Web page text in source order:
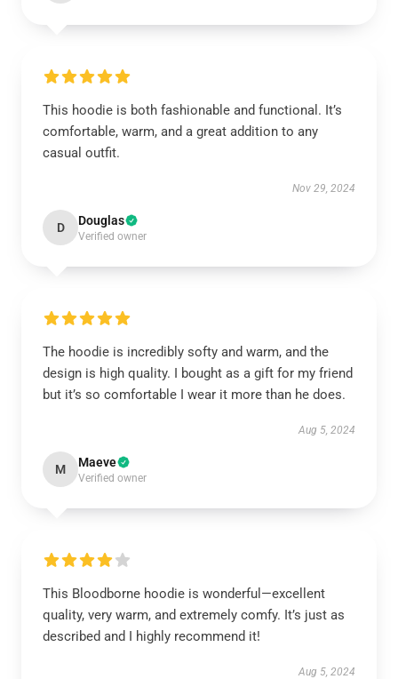
This hoodie is both fashionable and functional. It’s
comfortable, warm, and a great addition to any
casual outfit.
Nov 29, 2024
D Douglas
Verified owner
The hoodie is incredibly softy and warm, and the
design is high quality. I bought as a gift for my friend
but it’s so comfortable I wear it more than he does.
Aug 5, 2024
M Maeve
Verified owner
This Bloodborne hoodie is wonderful—excellent
quality, very warm, and extremely comfy. It’s just as
described and I highly recommend it!
Aug 5, 2024